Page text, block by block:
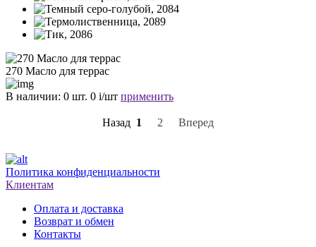
270 Масло для террас
В наличии: 0 шт. 0 i/шт применить
Назад 1 2 Вперед
Политика конфиденциальности
Клиентам
Оплата и доставка
Возврат и обмен
Контакты